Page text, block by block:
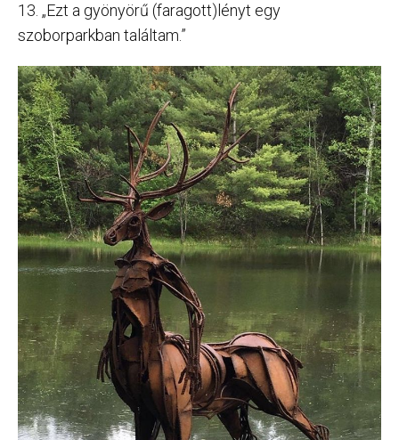
13. „Ezt a gyönyörű (faragott)lényt egy
szoborparkban találtam.”